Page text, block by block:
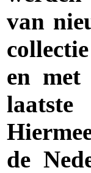
van
en met
de